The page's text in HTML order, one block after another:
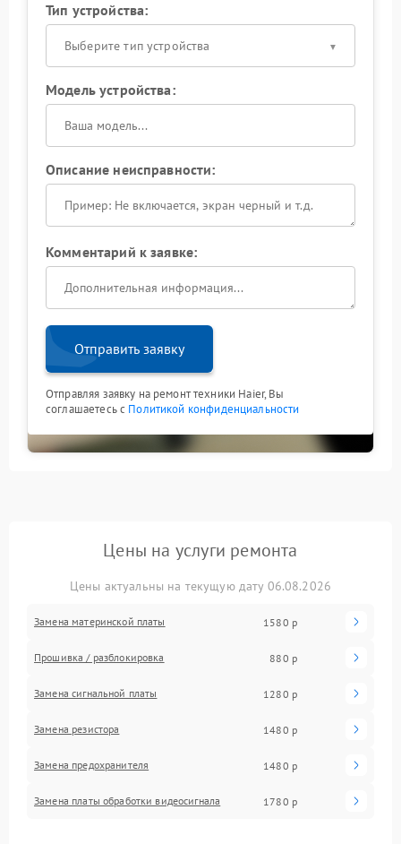
Тип устройства:
Выберите тип устройства
Модель устройства:
Описание неисправности:
Комментарий к заявке:
Отправить заявку
Отправляя заявку на ремонт техники Haier, Вы
соглашаетесь с Политикой конфиденциальности
Цены на услуги ремонта
Цены актуальны на текущую дату 06.08.2026
Замена материнской платы 1580 р
Прошивка / разблокировка 880 р
Замена сигнальной платы 1280 р
Замена резистора 1480 р
Замена предохранителя 1480 р
Замена платы обработки видеосигнала 1780 р